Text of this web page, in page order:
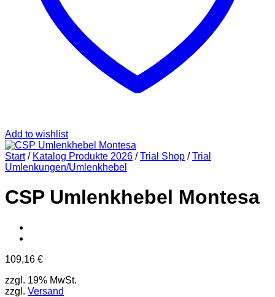
Add to wishlist
Start / Katalog Produkte 2026 / Trial Shop / Trial
Umlenkungen/Umlenkhebel
CSP Umlenkhebel Montesa
109,16 €
zzgl. 19% MwSt.
zzgl. Versand